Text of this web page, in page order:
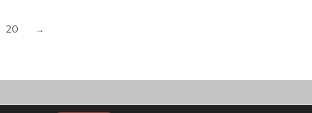
20 →
Adatkezelési tájékoztató